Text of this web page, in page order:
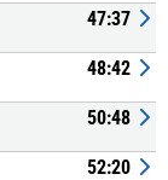
47:37
48:42
50:48
52:20